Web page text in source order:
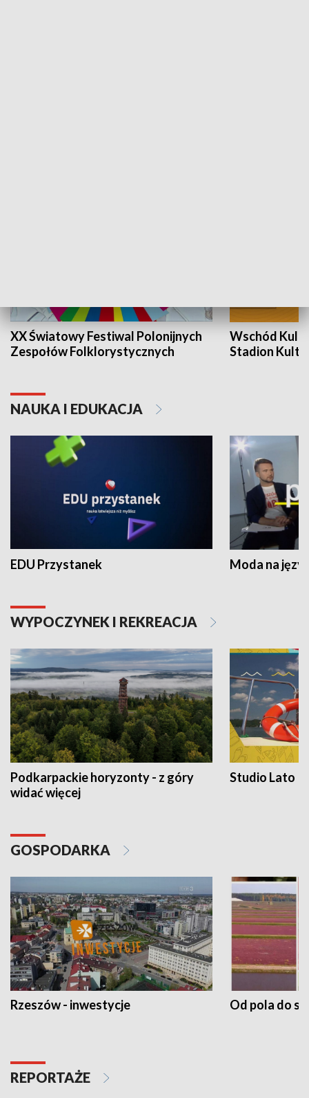
XX Światowy Festiwal Polonijnych
Zespołów Folklorystycznych
Wschód
Stadion
NAUKA I EDUKACJA
EDU Przystanek Moda na
WYPOCZYNEK I REKREACJA
Podkarpackie horyzonty - z góry
widać więcej
Studio Lato
GOSPODARKA
Rzeszów - inwestycje Od pola do
REPORTAŻE